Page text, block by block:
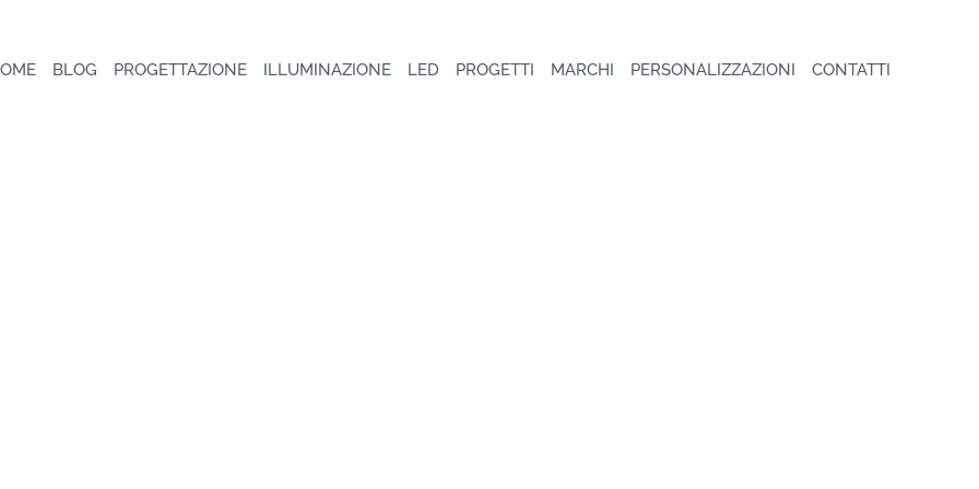
BLOG PROGETTAZIONE ILLUMINAZIONE LED PROGETTI MARCHI PERSONALIZZAZIONI CONTATTI